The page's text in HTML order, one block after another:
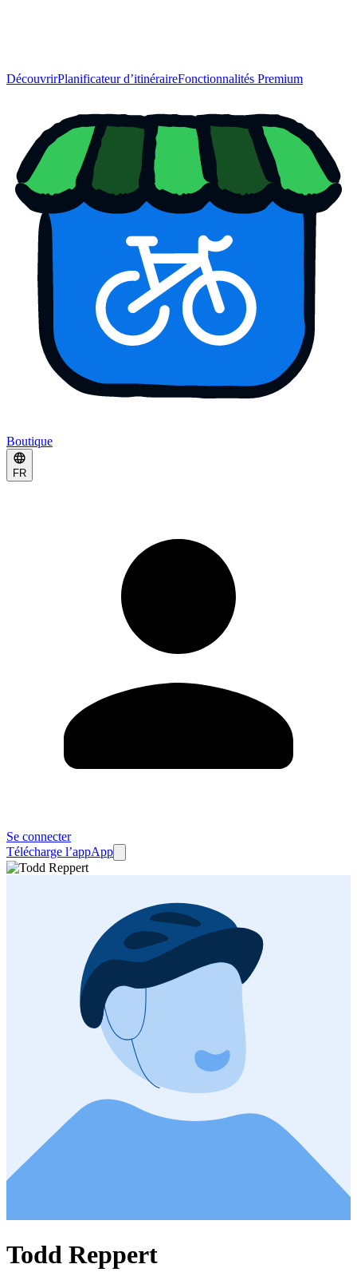
DécouvrirPlanificateur d’itinéraireFonctionnalités Premium
Boutique
FR
Se connecter
Télécharge l’appApp
Todd Reppert